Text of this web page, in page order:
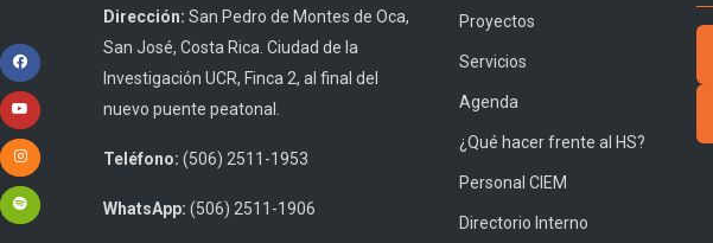
Dirección: San Pedro de Montes de Oca,
San José, Costa Rica. Ciudad de la
Investigación UCR, Finca 2, al final del
nuevo puente peatonal.
Teléfono: (506) 2511-1953
WhatsApp: (506) 2511-1906
Proyectos
Servicios
Agenda
¿Qué hacer frente al HS?
Personal CIEM
Directorio Interno